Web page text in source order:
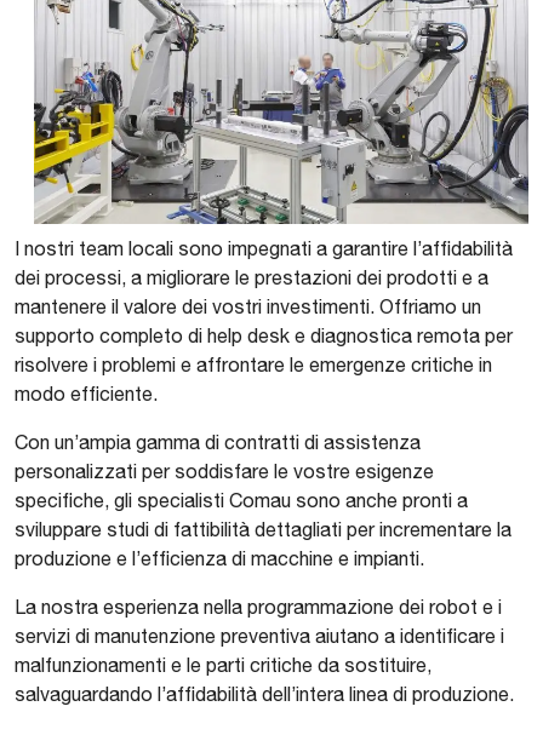
I nostri team locali sono impegnati a garantire l’affidabilità
dei processi, a migliorare le prestazioni dei prodotti e a
mantenere il valore dei vostri investimenti. Offriamo un
supporto completo di help desk e diagnostica remota per
risolvere i problemi e affrontare le emergenze critiche in
modo efficiente.
Con un’ampia gamma di contratti di assistenza
personalizzati per soddisfare le vostre esigenze
specifiche, gli specialisti Comau sono anche pronti a
sviluppare studi di fattibilità dettagliati per incrementare la
produzione e l’efficienza di macchine e impianti.
La nostra esperienza nella programmazione dei robot e i
servizi di manutenzione preventiva aiutano a identificare i
malfunzionamenti e le parti critiche da sostituire,
salvaguardando l’affidabilità dell’intera linea di produzione.